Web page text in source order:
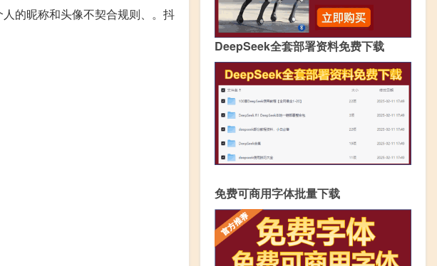
的昵称和头像不契合规则、。抖
DeepSeek全套部署资料免费下载
免费可商用字体批量下载